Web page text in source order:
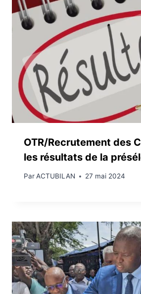
OTR/Recrutement des
les résultats de la
ParACTUBILAN 27 mai 2024